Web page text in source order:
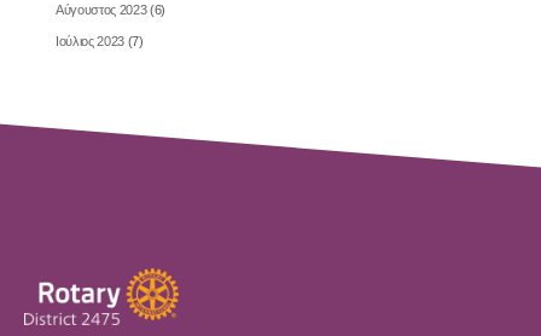
Αύγουστος 2023(6)
Ιούλιος 2023 (7)